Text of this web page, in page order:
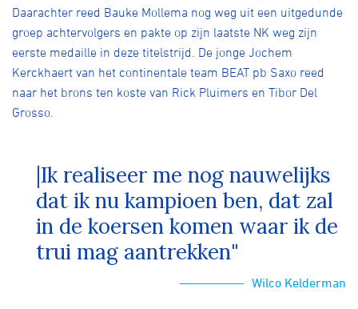
Daarachter reed Bauke Mollema nog weg uit een uitgedunde
groep achtervolgers en pakte op zijn laatste NK weg zijn
eerste medaille in deze titelstrijd. De jonge Jochem
Kerckhaert van het continentale team BEAT pb Saxo reed
naar het brons ten koste van Rick Pluimers en Tibor Del
Grosso.
|Ik realiseer me nog nauwelijks
dat ik nu kampioen ben, dat zal
in de koersen komen waar ik de
trui mag aantrekken"
Wilco Kelderman